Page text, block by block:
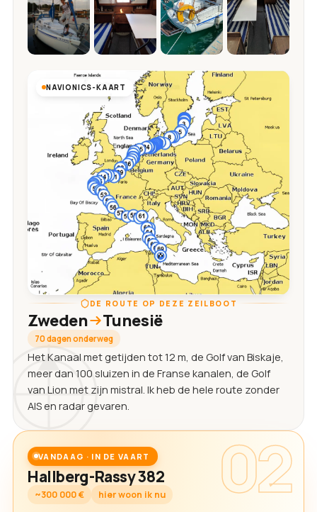
NAVIONICS-KAART
DE ROUTE OP DEZE ZEILBOOT
Zweden Tunesië
70 dagen onderweg
Het Kanaal met getijden tot 12 m, de Golf van Biskaje,
meer dan 100 sluizen in de Franse kanalen, de Golf
van Lion met zijn mistral. Ik heb de hele route zonder
AIS en radar gevaren.
02
VANDAAG · IN DE VAART
Hallberg-Rassy 382
~300 000 € hier woon ik nu